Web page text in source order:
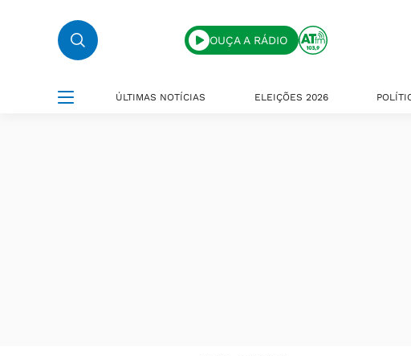
OUÇA A RÁDIO
ÚLTIMAS NOTÍCIAS ELEIÇÕES 2026